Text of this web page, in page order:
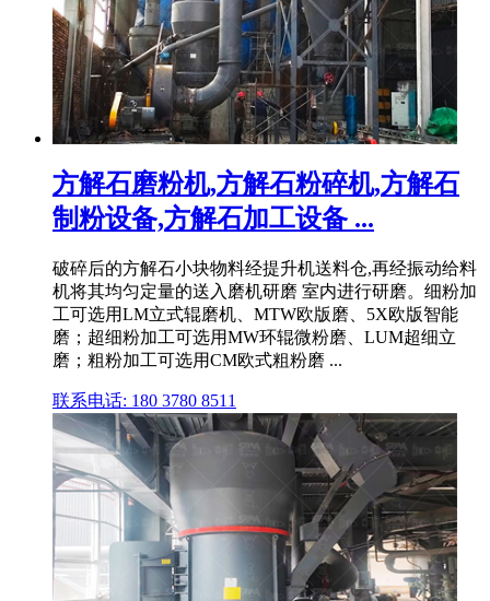
方解石磨粉机,方解石粉碎机,方解石
制粉设备,方解石加工设备 ...
破碎后的方解石小块物料经提升机送料仓,再经振动给料
机将其均匀定量的送入磨机研磨 室内进行研磨。细粉加
工可选用LM立式辊磨机、MTW欧版磨、5X欧版智能
磨；超细粉加工可选用MW环辊微粉磨、LUM超细立
磨；粗粉加工可选用CM欧式粗粉磨 ...
联系电话: 180 3780 8511